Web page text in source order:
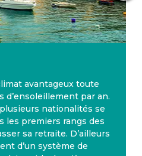
avantageux toute
d’ensoleillement par an.
nationalités se
les premiers rangs des
sa retraite. D’ailleurs
d’un système de